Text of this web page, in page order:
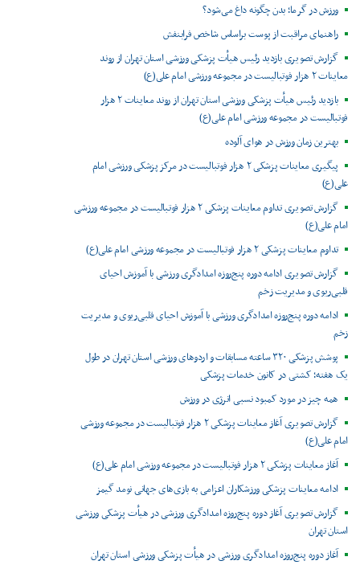
ورزش در گرما؛ بدن چگونه داغ می‌شود؟
راهنمای مراقبت از پوست براساس شاخص فرابنفش
گزارش تصویری بازدید رئیس هیأت پزشکی ورزشی استان تهران از روند
معاینات ۲ هزار فوتبالیست در مجموعه ورزشی امام علی(ع)
بازدید رئیس هیأت پزشکی ورزشی استان تهران از روند معاینات ۲ هزار
فوتبالیست در مجموعه ورزشی امام علی(ع)
بهترین زمان ورزش در هوای آلوده
پیگیری معاینات پزشکی ۲ هزار فوتبالیست در مرکز پزشکی ورزشی امام
علی(ع)
گزارش تصویری تداوم معاینات پزشکی ۲ هزار فوتبالیست در مجموعه ورزشی
امام علی(ع)
تداوم معاینات پزشکی ۲ هزار فوتبالیست در مجموعه ورزشی امام علی(ع)
گزارش تصویری ادامه دوره پنج‌روزه امدادگری ورزشی با آموزش احیای
قلبی‌ریوی و مدیریت زخم
ادامه دوره پنج‌روزه امدادگری ورزشی با آموزش احیای قلبی‌ریوی و مدیریت
زخم
پوشش پزشکی ۳۲۰ ساعته مسابقات و اردوهای ورزشی استان تهران در طول
یک هفته؛ کشتی در کانون خدمات پزشکی
همه چیز در مورد کمبود نسبی انرژی در ورزش
گزارش تصویری آغاز معاینات پزشکی ۲ هزار فوتبالیست در مجموعه ورزشی
امام علی(ع)
آغاز معاینات پزشکی ۲ هزار فوتبالیست در مجموعه ورزشی امام علی(ع)
ادامه معاینات پزشکی ورزشکاران اعزامی به بازی‌های جهانی نومد گیمز
گزارش تصویری آغاز دوره پنج‌روزه امدادگری ورزشی در هیأت پزشکی ورزشی
استان تهران
آغاز دوره پنج‌روزه امدادگری ورزشی در هیأت پزشکی ورزشی استان تهران